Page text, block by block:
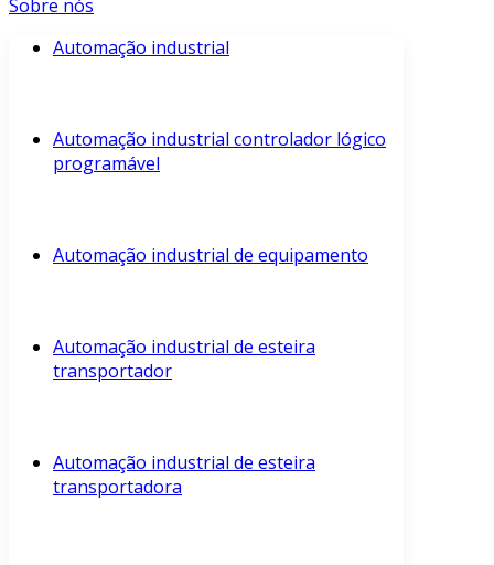
Sobre nós
Automação industrial
Automação industrial controlador lógico
programável
Automação industrial de equipamento
Automação industrial de esteira
transportador
Automação industrial de esteira
transportadora